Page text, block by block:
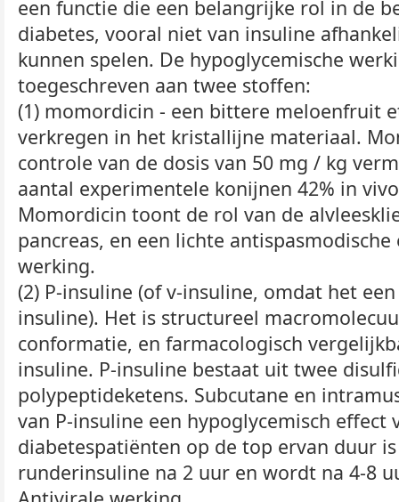
een functie die een belangrijke rol in de
diabetes, vooral niet van insuline
kunnen spelen. De hypoglycemische
toegeschreven aan twee stoffen:
(1) momordicin - een bittere meloenfruit
verkregen in het kristallijne materiaal.
controle van de dosis van 50 mg / kg
aantal experimentele konijnen 42% in
Momordicin toont de rol van de
pancreas, en een lichte
werking.
(2) P-insuline (of v-insuline, omdat het
insuline). Het is structureel
conformatie, en farmacologisch
insuline. P-insuline bestaat uit twee
polypeptideketens. Subcutane en
van P-insuline een hypoglycemisch effect
diabetespatiënten op de top ervan duur
runderinsuline na 2 uur en wordt na 4-8